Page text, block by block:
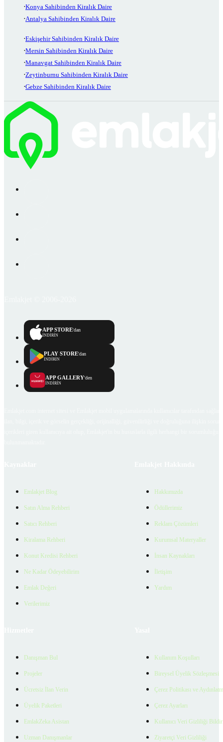
Konya Sahibinden Kiralık Daire
Antalya Sahibinden Kiralık Daire
Eskişehir Sahibinden Kiralık Daire
Mersin Sahibinden Kiralık Daire
Manavgat Sahibinden Kiralık Daire
Zeytinburnu Sahibinden Kiralık Daire
Gebze Sahibinden Kiralık Daire
APP STORE'dan
İNDİRİN
PLAY STORE'dan
İNDİRİN
APP GALLERY'den
İNDİRİN
Emlakjet Blog
Satın Alma Rehberi
Satıcı Rehberi
Kiralama Rehberi
Konut Kredisi Rehberi
Ne Kadar Ödeyebilirim
Emlak Değeri
Verilerimiz
Hakkımızda
Ödüllerimiz
Reklam Çözümleri
Kurumsal Materyaller
İnsan Kaynakları
İletişim
Yardım
Danışman Bul
Projeler
Ücretsiz İlan Verin
Üyelik Paketleri
EmlakZeka Asistan
Uzman Danışmanlar
Kullanım Koşulları
Bireysel Üyelik Sözleşmesi
Çerez Politikası ve
Çerez Ayarları
Kullanıcı Veri Gizliliği
Ziyaretçi Veri Gizliliği